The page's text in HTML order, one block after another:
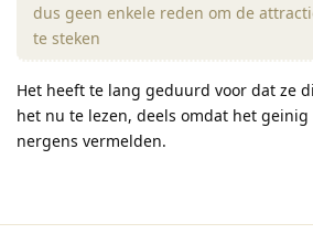
dus geen enkele reden om de
te steken
Het heeft te lang geduurd voor dat ze
het nu te lezen, deels omdat het
nergens vermelden.